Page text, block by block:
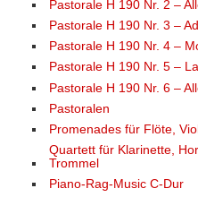
Pastorale H 190 Nr. 2 –
Pastorale H 190 Nr. 3 –
Pastorale H 190 Nr. 4 –
Pastorale H 190 Nr. 5 –
Pastorale H 190 Nr. 6 –
Pastoralen
Promenades für Flöte,
Quartett für Klarinette,
Trommel
Piano-Rag-Music C-Dur